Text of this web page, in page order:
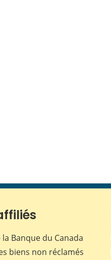
la Banque du Canada
biens non réclamés